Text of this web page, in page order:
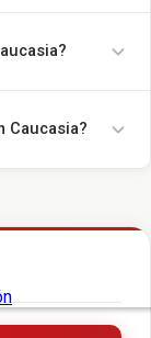
Caucasia?